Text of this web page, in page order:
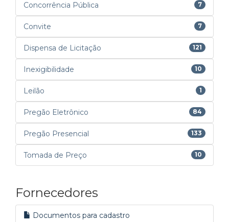
Concorrência Pública 7
Convite 7
Dispensa de Licitação 121
Inexigibilidade 10
Leilão 1
Pregão Eletrônico 84
Pregão Presencial 133
Tomada de Preço 10
Fornecedores
Documentos para cadastro